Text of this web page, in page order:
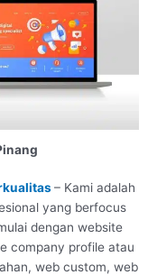
– Kami adalah
yang berfocus
dengan website
company profile atau
web custom, web